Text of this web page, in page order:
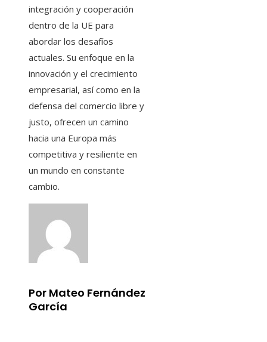
integración y cooperación
dentro de la UE para
abordar los desafíos
actuales. Su enfoque en la
innovación y el crecimiento
empresarial, así como en la
defensa del comercio libre y
justo, ofrecen un camino
hacia una Europa más
competitiva y resiliente en
un mundo en constante
cambio.
Por Mateo Fernández
García